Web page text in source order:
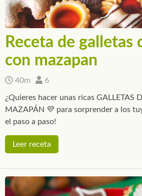
Receta de galletas
con mazapan
40m 6
¿Quieres hacer unas ricas GALLETAS
MAZAPÁN 💜 para sorprender a los
el paso a paso!
Leer receta